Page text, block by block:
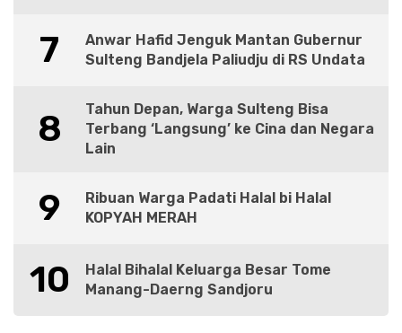
7
Anwar Hafid Jenguk Mantan Gubernur
Sulteng Bandjela Paliudju di RS Undata
8
Tahun Depan, Warga Sulteng Bisa
Terbang ‘Langsung’ ke Cina dan Negara
Lain
9
Ribuan Warga Padati Halal bi Halal
KOPYAH MERAH
10
Halal Bihalal Keluarga Besar Tome
Manang-Daerng Sandjoru